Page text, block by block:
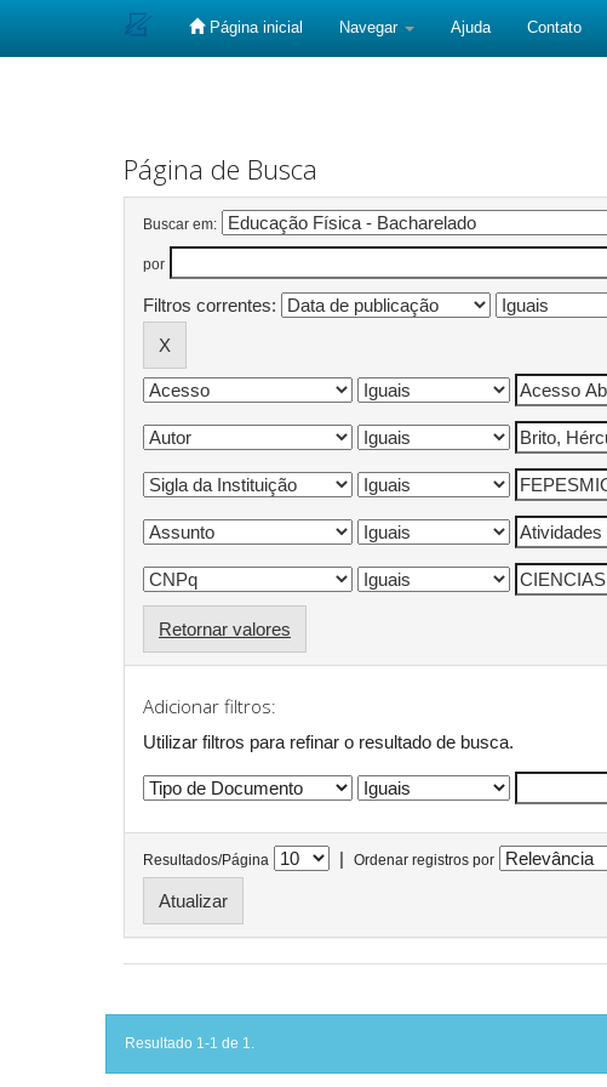
Página inicial Navegar Ajuda Contato
Página de Busca
Buscar em:
por
Filtros correntes:
Retornar valores
Adicionar filtros:
Utilizar filtros para refinar o resultado de busca.
Resultados/Página | Ordenar registros por
Resultado 1-1 de 1.